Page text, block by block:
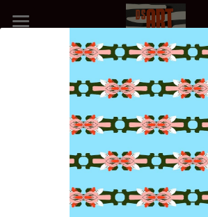
Accueil
Boutique
Médias
Nos Artistes
Précédent
LES CATÉGORIES DE LA
Toutes les catégories